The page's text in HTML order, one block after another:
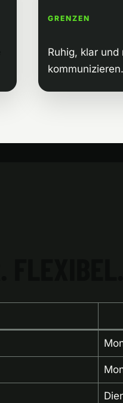
GRENZEN
Ruhig, klar
kommunizieren.